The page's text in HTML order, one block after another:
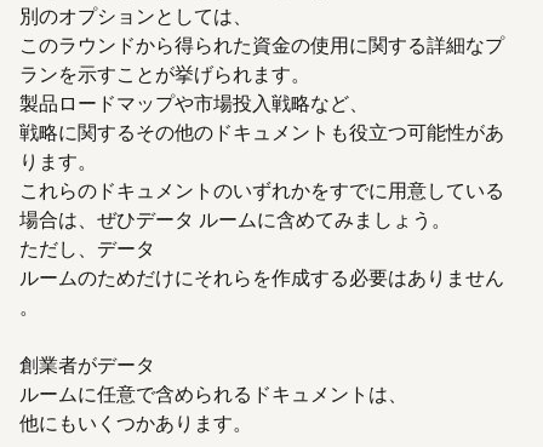
別のオプションとしては、
このラウンドから得られた資金の使用に関する詳細なプ
ランを示すことが挙げられます。
製品ロードマップや市場投入戦略など、
戦略に関するその他のドキュメントも役立つ可能性があ
ります。
これらのドキュメントのいずれかをすでに用意している
場合は、ぜひデータ ルームに含めてみましょう。
ただし、データ
ルームのためだけにそれらを作成する必要はありません
。
創業者がデータ
ルームに任意で含められるドキュメントは、
他にもいくつかあります。